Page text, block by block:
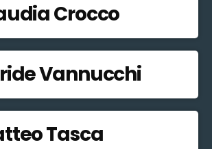
Crocco
Vannucchi
Tasca